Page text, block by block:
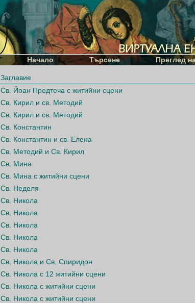
Начало Търсене Преглед
Заглавие
Св. Йоан Предтеча с житийни сцени
Св. Кирил и св. Методий
Св. Кирил и св. Методий
Св. Константин
Св. Константин и св. Елена
Св. Методий и Св. Кирил
Св. Мина
Св. Мина с житийни сцени
Св. Неделя
Св. Никола
Св. Никола
Св. Никола
Св. Никола
Св. Никола
Св. Никола и Св. Спиридон
Св. Никола с 12 житийни сцени
Св. Никола с житийни сцени
Св. Никола с житийни сцени